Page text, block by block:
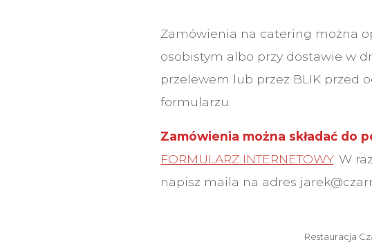
Zamówienia na catering można
osobistym albo przy dostawie w
przelewem lub przez BLIK przed
formularzu.
Zamówienia można składać do
FORMULARZ INTERNETOWY. W
napisz maila na adres
Restauracja